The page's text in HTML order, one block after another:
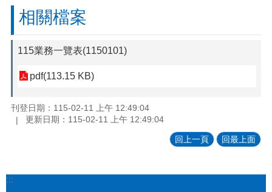
相關檔案
115業務一覽表(1150101)
pdf(113.15 KB)
刊登日期：115-02-11 上午 12:49:04
更新日期：115-02-11 上午 12:49:04
回上一頁 回最上面
:::